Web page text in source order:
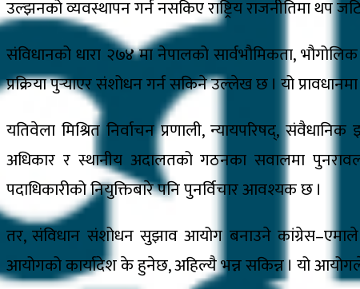
उल्झनको व्यवस्थापन गर्न नसकिए राष्ट्रिय राजनीतिमा थप
संविधानको धारा २७४ मा नेपालको सार्वभौमिकता,
प्रक्रिया पुर्‍याएर संशोधन गर्न सकिने उल्लेख छ । यो
यतिवेला मिश्रित निर्वाचन प्रणाली, न्यायपरिषद्,
अधिकार र स्थानीय अदालतको गठनका सवालमा
पदाधिकारीको नियुक्तिबारे पनि पुनर्विचार आवश्यक छ ।
तर, संविधान संशोधन सुझाव आयोग बनाउने कांग्रेस–एमाले
आयोगको कार्यादेश के हुनेछ, अहिल्यै भन्न सकिन्न । यो